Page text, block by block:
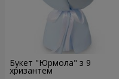
Букет "Юрмола" з 9
хризантем